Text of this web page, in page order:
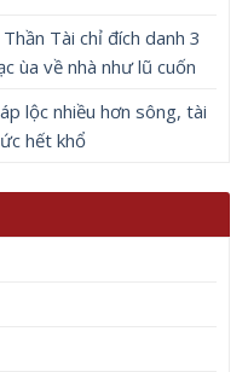
Tài chỉ đích danh 3
ùa về nhà như lũ cuốn
lộc nhiều hơn sông, tài
hết khổ